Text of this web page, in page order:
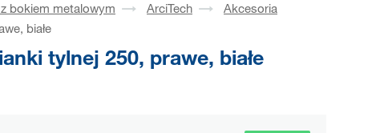
bokiem metalowym ArciTech
Akcesoria
białe
tylnej 250, prawe, białe